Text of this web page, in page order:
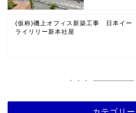
(仮称)磯上オフィス新築工事 日本イー
ライリリー新本社屋